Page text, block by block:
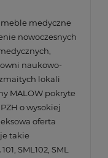
medyczne
nowoczesnych
naukowo-
lokali
MALOW pokryte
o wysokiej
oferta
takie
101, SML102, SML